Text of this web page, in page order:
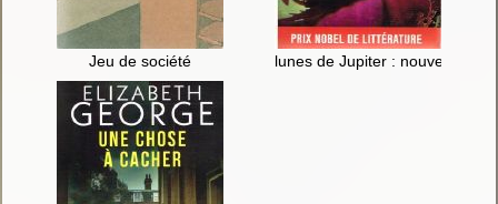
Jeu de société lunes de Jupiter : nouvelles